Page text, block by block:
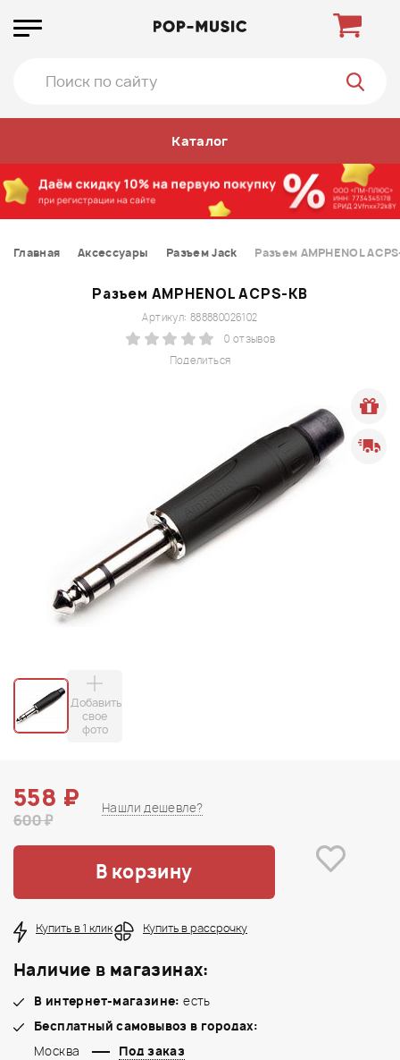
Каталог
Главная Аксессуары Разъем Jack Разъем AMPHENOL
Разъем AMPHENOL ACPS-KB
Поделиться
Артикул: 888880026102
0 отзывов
Добавить
свое
фото
558 ₽
600 ₽
Нашли дешевле?
В корзину
Купить в 1 клик Купить в рассрочку
Наличие в магазинах:
В интернет-магазине: есть
Бесплатный самовывоз в городах:
Москва
Под заказ